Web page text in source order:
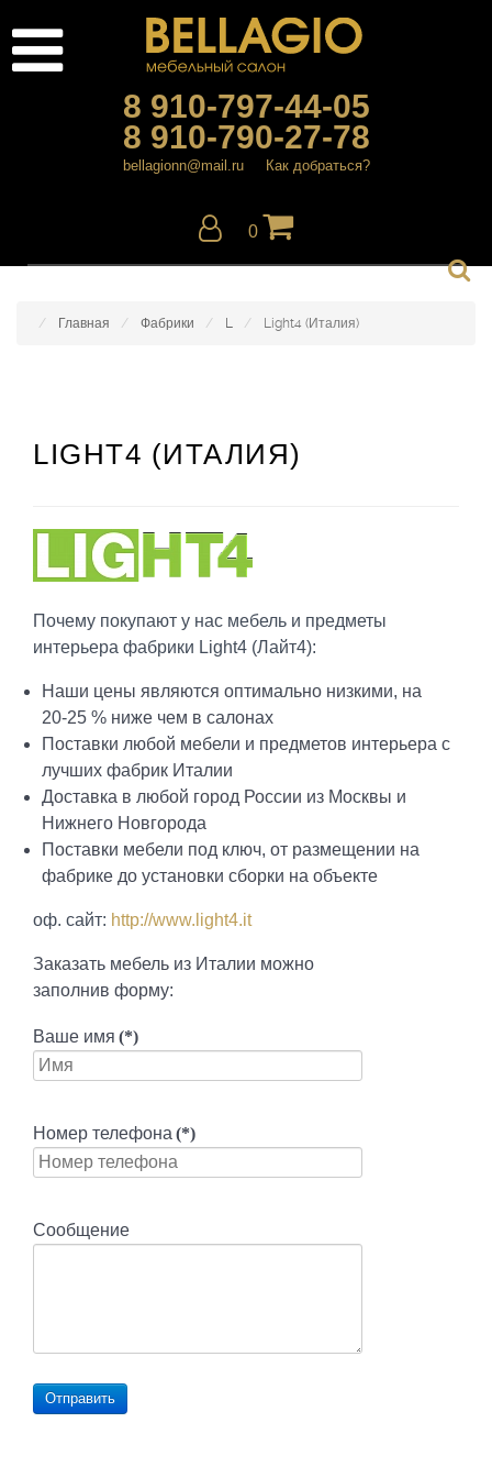
8 910-797-44-05
8 910-790-27-78
bellagionn@mail.ru Как добраться?
0
Главная Фабрики L Light4 (Италия)
LIGHT4 (ИТАЛИЯ)
Почему покупают у нас мебель и предметы
интерьера фабрики Light4 (Лайт4):
Наши цены являются оптимально низкими, на
20-25 % ниже чем в салонах
Поставки любой мебели и предметов интерьера с
лучших фабрик Италии
Доставка в любой город России из Москвы и
Нижнего Новгорода
Поставки мебели под ключ, от размещении на
фабрике до установки сборки на объекте
оф. сайт: http://www.light4.it
Заказать мебель из Италии можно
заполнив форму:
Ваше имя (*)
Номер телефона (*)
Сообщение
Отправить